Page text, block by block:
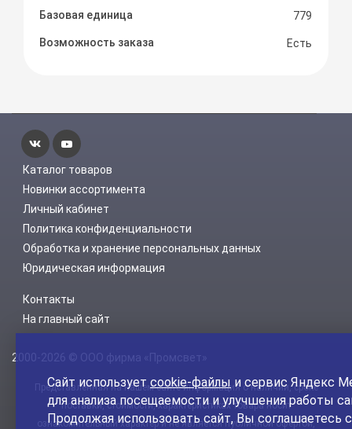
Базовая единица 779
Возможность заказа Есть
Каталог товаров
Новинки ассортимента
Личный кабинет
Политика конфиденциальности
Обработка и хранение персональных данных
Юридическая информация
Контакты
На главный сайт
2000-2026 © ООО фирма «Промсвет»
Представленная на нашем сайте информация о наличии, сроке
поставки, стоимости, характеристиках товара носит
ознакомительный характер и не является публичной офертой,
Сайт используетcookie-файлы и сервис Яндекс
для анализа посещаемости и улучшения работы
Продолжая использовать сайт, Вы соглашаетесь